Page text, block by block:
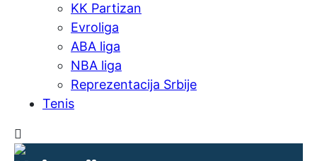
KK Partizan
Evroliga
ABA liga
NBA liga
Reprezentacija Srbije
Tenis